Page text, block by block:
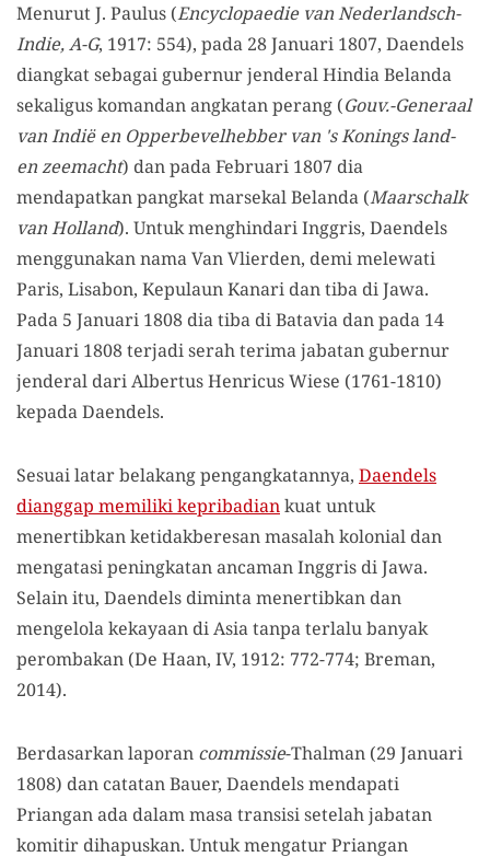
Menurut J. Paulus (Encyclopaedie van Nederlandsch-
Indie, A-G, 1917: 554), pada 28 Januari 1807, Daendels
diangkat sebagai gubernur jenderal Hindia Belanda
sekaligus komandan angkatan perang (Gouv.-Generaal
van Indië en Opperbevelhebber van 's Konings land-
en zeemacht) dan pada Februari 1807 dia
mendapatkan pangkat marsekal Belanda (Maarschalk
van Holland). Untuk menghindari Inggris, Daendels
menggunakan nama Van Vlierden, demi melewati
Paris, Lisabon, Kepulaun Kanari dan tiba di Jawa.
Pada 5 Januari 1808 dia tiba di Batavia dan pada 14
Januari 1808 terjadi serah terima jabatan gubernur
jenderal dari Albertus Henricus Wiese (1761-1810)
kepada Daendels.
Sesuai latar belakang pengangkatannya, Daendels
dianggap memiliki kepribadiankuat untuk
menertibkan ketidakberesan masalah kolonial dan
mengatasi peningkatan ancaman Inggris di Jawa.
Selain itu, Daendels diminta menertibkan dan
mengelola kekayaan di Asia tanpa terlalu banyak
perombakan (De Haan, IV, 1912: 772-774; Breman,
2014).
Berdasarkan laporan commissie-Thalman (29 Januari
1808) dan catatan Bauer, Daendels mendapati
Priangan ada dalam masa transisi setelah jabatan
komitir dihapuskan. Untuk mengatur Priangan